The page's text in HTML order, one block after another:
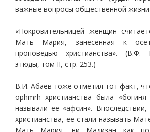
важные вопросы общественной жизни
«Покровительницей женщин
Мать Мария, занесенная к
проповедью христианства». (В.Ф.
этюды, том II, стр. 253.)
В.И. Абаев тоже отметил тот факт,
ophmrh христианства была
называли ее «афсин». Впоследствии,
христианства, ее стали называть